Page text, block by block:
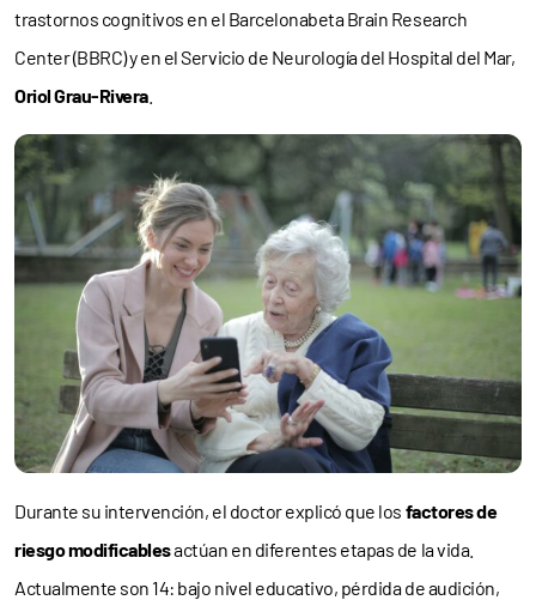
trastornos cognitivos en el Barcelonabeta Brain Research
Center (BBRC) y en el Servicio de Neurología del Hospital del Mar,
Oriol Grau-Rivera.
Durante su intervención, el doctor explicó que los factores de
riesgo modificablesactúan en diferentes etapas de la vida.
Actualmente son 14: bajo nivel educativo, pérdida de audición,